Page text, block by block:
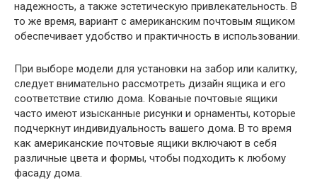
надежность, а также эстетическую привлекательность. В
то же время, вариант с американским почтовым ящиком
обеспечивает удобство и практичность в использовании.
При выборе модели для установки на забор или калитку,
следует внимательно рассмотреть дизайн ящика и его
соответствие стилю дома. Кованые почтовые ящики
часто имеют изысканные рисунки и орнаменты, которые
подчеркнут индивидуальность вашего дома. В то время
как американские почтовые ящики включают в себя
различные цвета и формы, чтобы подходить к любому
фасаду дома.